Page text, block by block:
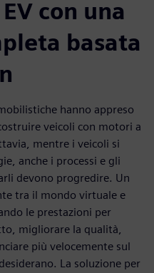
con una
basata
hanno appreso
veicoli con motori a
mentre i veicoli si
anche i processi e gli
devono progredire. Un
tra il mondo virtuale e
le prestazioni per
migliorare la qualità,
più velocemente sul
La soluzione per